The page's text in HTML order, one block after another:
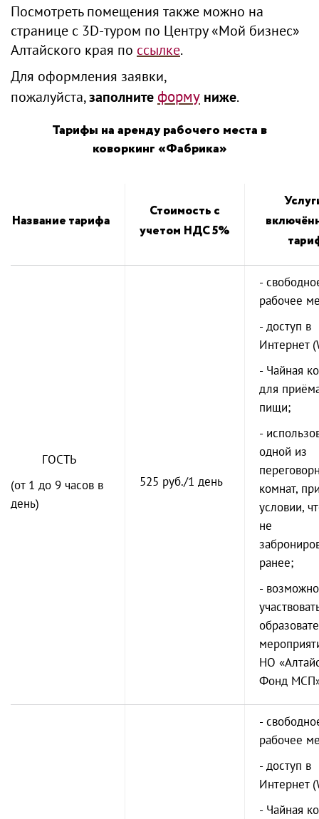
Посмотреть помещения также можно на
странице с 3D-туром по Центру «Мой бизнес»
Алтайского края по ссылке.
Для оформления заявки,
пожалуйста,заполните форму ниже.
Тарифы на аренду рабочего места в
коворкинг «Фабрика»
Название тарифа
Стоимость с
учетом НДС 5%
ГОСТЬ
(от 1 до 9 часов в
день)
525 руб./1 день
-
рабочее
- доступ в
Интернет
- Чайная
для
пищи;
-
одной из
комнат,
условии,
не
ранее;
-
НО
Фонд
-
рабочее
- доступ в
Интернет
- Чайная